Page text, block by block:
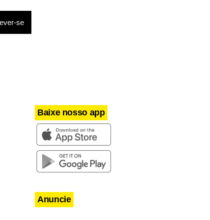
Baixe nosso app
Anuncie